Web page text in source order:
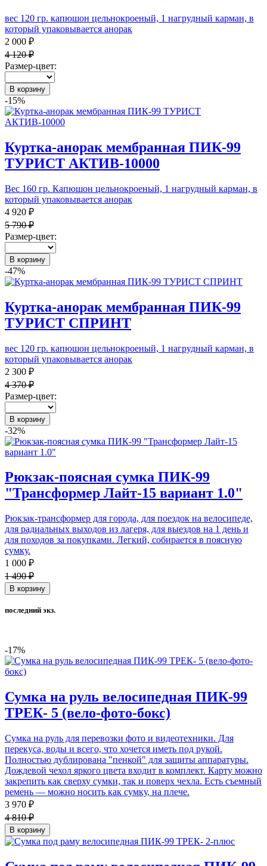
вес 120 гр. капюшон цельнокроеный, 1 нагрудный карман, в
который упаковывается анорак
2 000 ₽
4 120 ₽
Размер-цвет:
В корзину
-15%
Куртка-анорак мембранная ПИК-99
ТУРИСТ АКТИВ-10000
Вес 160 гр. Капюшон цельнокроеный, 1 нагрудный карман, в
который упаковывается анорак
4 920 ₽
5 790 ₽
Размер-цвет:
В корзину
-47%
Куртка-анорак мембранная ПИК-99
ТУРИСТ СПРИНТ
вес 120 гр. капюшон цельнокроеный, 1 нагрудный карман, в
который упаковывается анорак
2 300 ₽
4 370 ₽
Размер-цвет:
В корзину
-32%
Рюкзак-поясная сумка ПИК-99
"Трансформер Лайт-15 вариант 1.0"
Рюкзак-трансформер для города, для поездок на велосипеде,
для радиальных выходов из лагеря, для выездов на 1 день и
для походов за покупками. Легкий, собирается в поясную
сумку.
1 000 ₽
1 490 ₽
В корзину
последний экз.
-17%
Сумка на руль велосипедная ПИК-99
ТРЕК- 5 (вело-фото-бокс)
Сумка на руль для перевозки фото и видеотехники. Для
перекуса, воды и всего, что хочется иметь под рукой.
Полностью дублирована "пенкой" для защиты аппаратуры.
Дождевой чехол яркого цвета входит в комплект. Карту можно
закрепить как сверху сумки, так и поверх чехла. Есть съемный
ремень — можно носить как сумку, на плече.
3 970 ₽
4 810 ₽
В корзину